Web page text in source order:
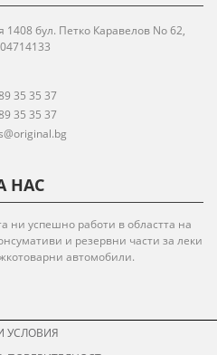
бул. Петко Каравелов No 62,
35 35 37
35 35 37
НАС
ни успешно работи в областта на
и резервни части за леки
автомобили.
УСЛОВИЯ